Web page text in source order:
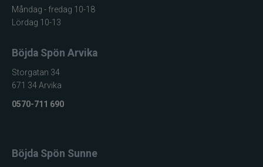
Måndag - fredag 10-18
Lördag 10-13
Böjda Spön Arvika
Storgatan 34
671 34 Arvika
0570-711 690
Böjda Spön Sunne